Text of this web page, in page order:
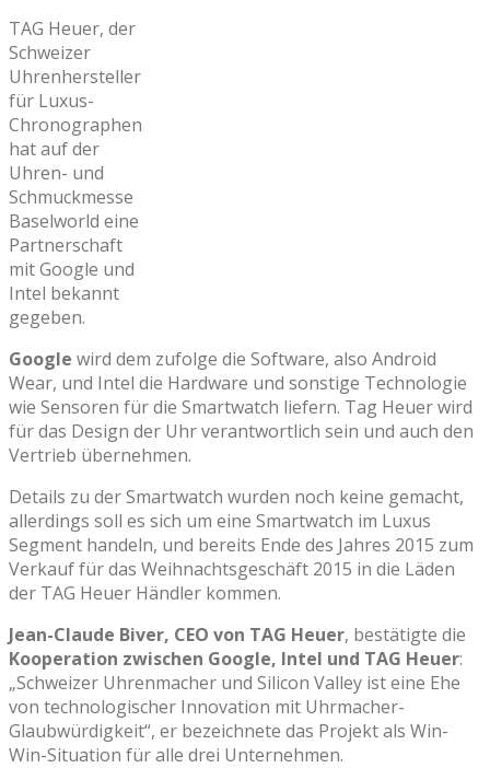
TAG Heuer, der
Schweizer
Uhrenhersteller
für Luxus-
Chronographen
hat auf der
Uhren- und
Schmuckmesse
Baselworld eine
Partnerschaft
mit Google und
Intel bekannt
gegeben.
Google wird dem zufolge die Software, also Android
Wear, und Intel die Hardware und sonstige Technologie
wie Sensoren für die Smartwatch liefern. Tag Heuer wird
für das Design der Uhr verantwortlich sein und auch den
Vertrieb übernehmen.
Details zu der Smartwatch wurden noch keine gemacht,
allerdings soll es sich um eine Smartwatch im Luxus
Segment handeln, und bereits Ende des Jahres 2015 zum
Verkauf für das Weihnachtsgeschäft 2015 in die Läden
der TAG Heuer Händler kommen.
Jean-Claude Biver, CEO von TAG Heuer, bestätigte die
Kooperation zwischen Google, Intel und TAG Heuer:
„Schweizer Uhrenmacher und Silicon Valley ist eine Ehe
von technologischer Innovation mit Uhrmacher-
Glaubwürdigkeit“, er bezeichnete das Projekt als Win-
Win-Situation für alle drei Unternehmen.